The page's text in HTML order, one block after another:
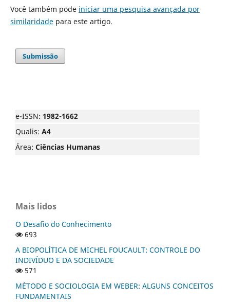
Você também pode iniciar uma pesquisa avançada por
similaridadepara este artigo.
Submissão
e-ISSN: 1982-1662
Qualis: A4
Área: Ciências Humanas
Mais lidos
O Desafio do Conhecimento
693
A BIOPOLÍTICA DE MICHEL FOUCAULT: CONTROLE DO
INDIVÍDUO E DA SOCIEDADE
571
MÉTODO E SOCIOLOGIA EM WEBER: ALGUNS CONCEITOS
FUNDAMENTAIS